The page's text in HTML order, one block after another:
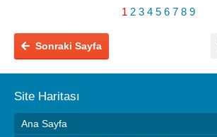
1 2 3 4 5 6 7 8 9
Sonraki Sayfa
Site Haritası
Ana Sayfa